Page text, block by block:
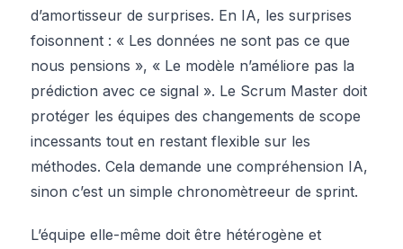
d’amortisseur de surprises. En IA, les surprises
foisonnent : « Les données ne sont pas ce que
nous pensions », « Le modèle n’améliore pas la
prédiction avec ce signal ». Le Scrum Master doit
protéger les équipes des changements de scope
incessants tout en restant flexible sur les
méthodes. Cela demande une compréhension IA,
sinon c’est un simple chronomètreeur de sprint.
L’équipe elle-même doit être hétérogène et